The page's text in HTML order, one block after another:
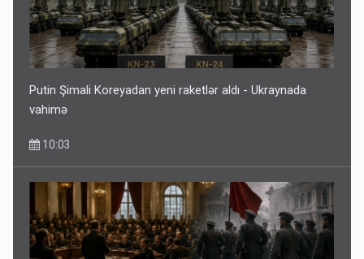
Putin Şimali Koreyadan yeni raketlər aldı - Ukraynada
vahimə
10:03